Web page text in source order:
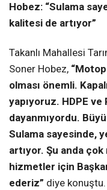
Hobez: “Sulama
kalitesi de artıyor”
Takanlı Mahallesi
Soner Hobez,
olması önemli.
yapıyoruz. HDPE
dayanmıyordu.
Sulama sayesinde,
artıyor. Şu anda
hizmetler için
ederiz” diye konuştu.